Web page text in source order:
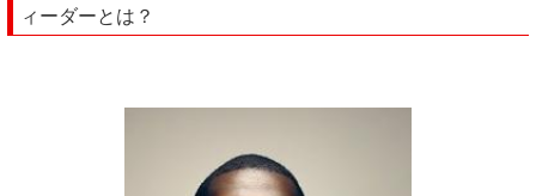
ィーダーとは？